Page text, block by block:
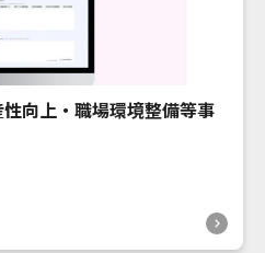
向上・職場環境整備等事